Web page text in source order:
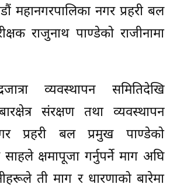
महानगरपालिका नगर प्रहरी बल
राजुनाथ पाण्डेको राजीनामा
व्यवस्थापन समितिदेखि
संरक्षण तथा व्यवस्थापन
प्रहरी बल प्रमुख पाण्डेको
साहले क्षमापूजा गर्नुपर्ने माग अघि
ती माग र धारणाको बारेमा